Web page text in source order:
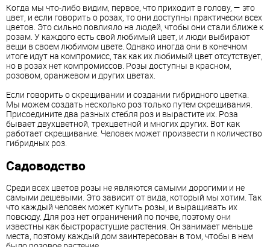
Когда мы что-либо видим, первое, что приходит в голову, — это
цвет, и если говорить о розах, то они доступны практически всех
цветов. Это сильно повлияло на людей, чтобы они стали ближе к
розам. У каждого есть свой любимый цвет, и люди выбирают
вещи в своем любимом цвете. Однако иногда они в конечном
итоге идут на компромисс, так как их любимый цвет отсутствует,
но в розах нет компромиссов. Розы доступны в красном,
розовом, оранжевом и других цветах.
Если говорить о скрещивании и создании гибридного цветка.
Мы можем создать несколько роз только путем скрещивания.
Присоедините два разных стебля роз и вырастите их. Роза
бывает двухцветной, трехцветной и многих других. Вот как
работает скрещивание. Человек может произвести n количество
гибридных роз.
Садоводство
Среди всех цветов розы не являются самыми дорогими и не
самыми дешевыми. Это зависит от вида, который мы хотим. Так
что каждый человек может купить розы, и выращивать их
повсюду. Для роз нет ограничений по почве, поэтому они
известны как быстрорастущие растения. Он занимает меньше
места, поэтому каждый дом заинтересован в том, чтобы в нем